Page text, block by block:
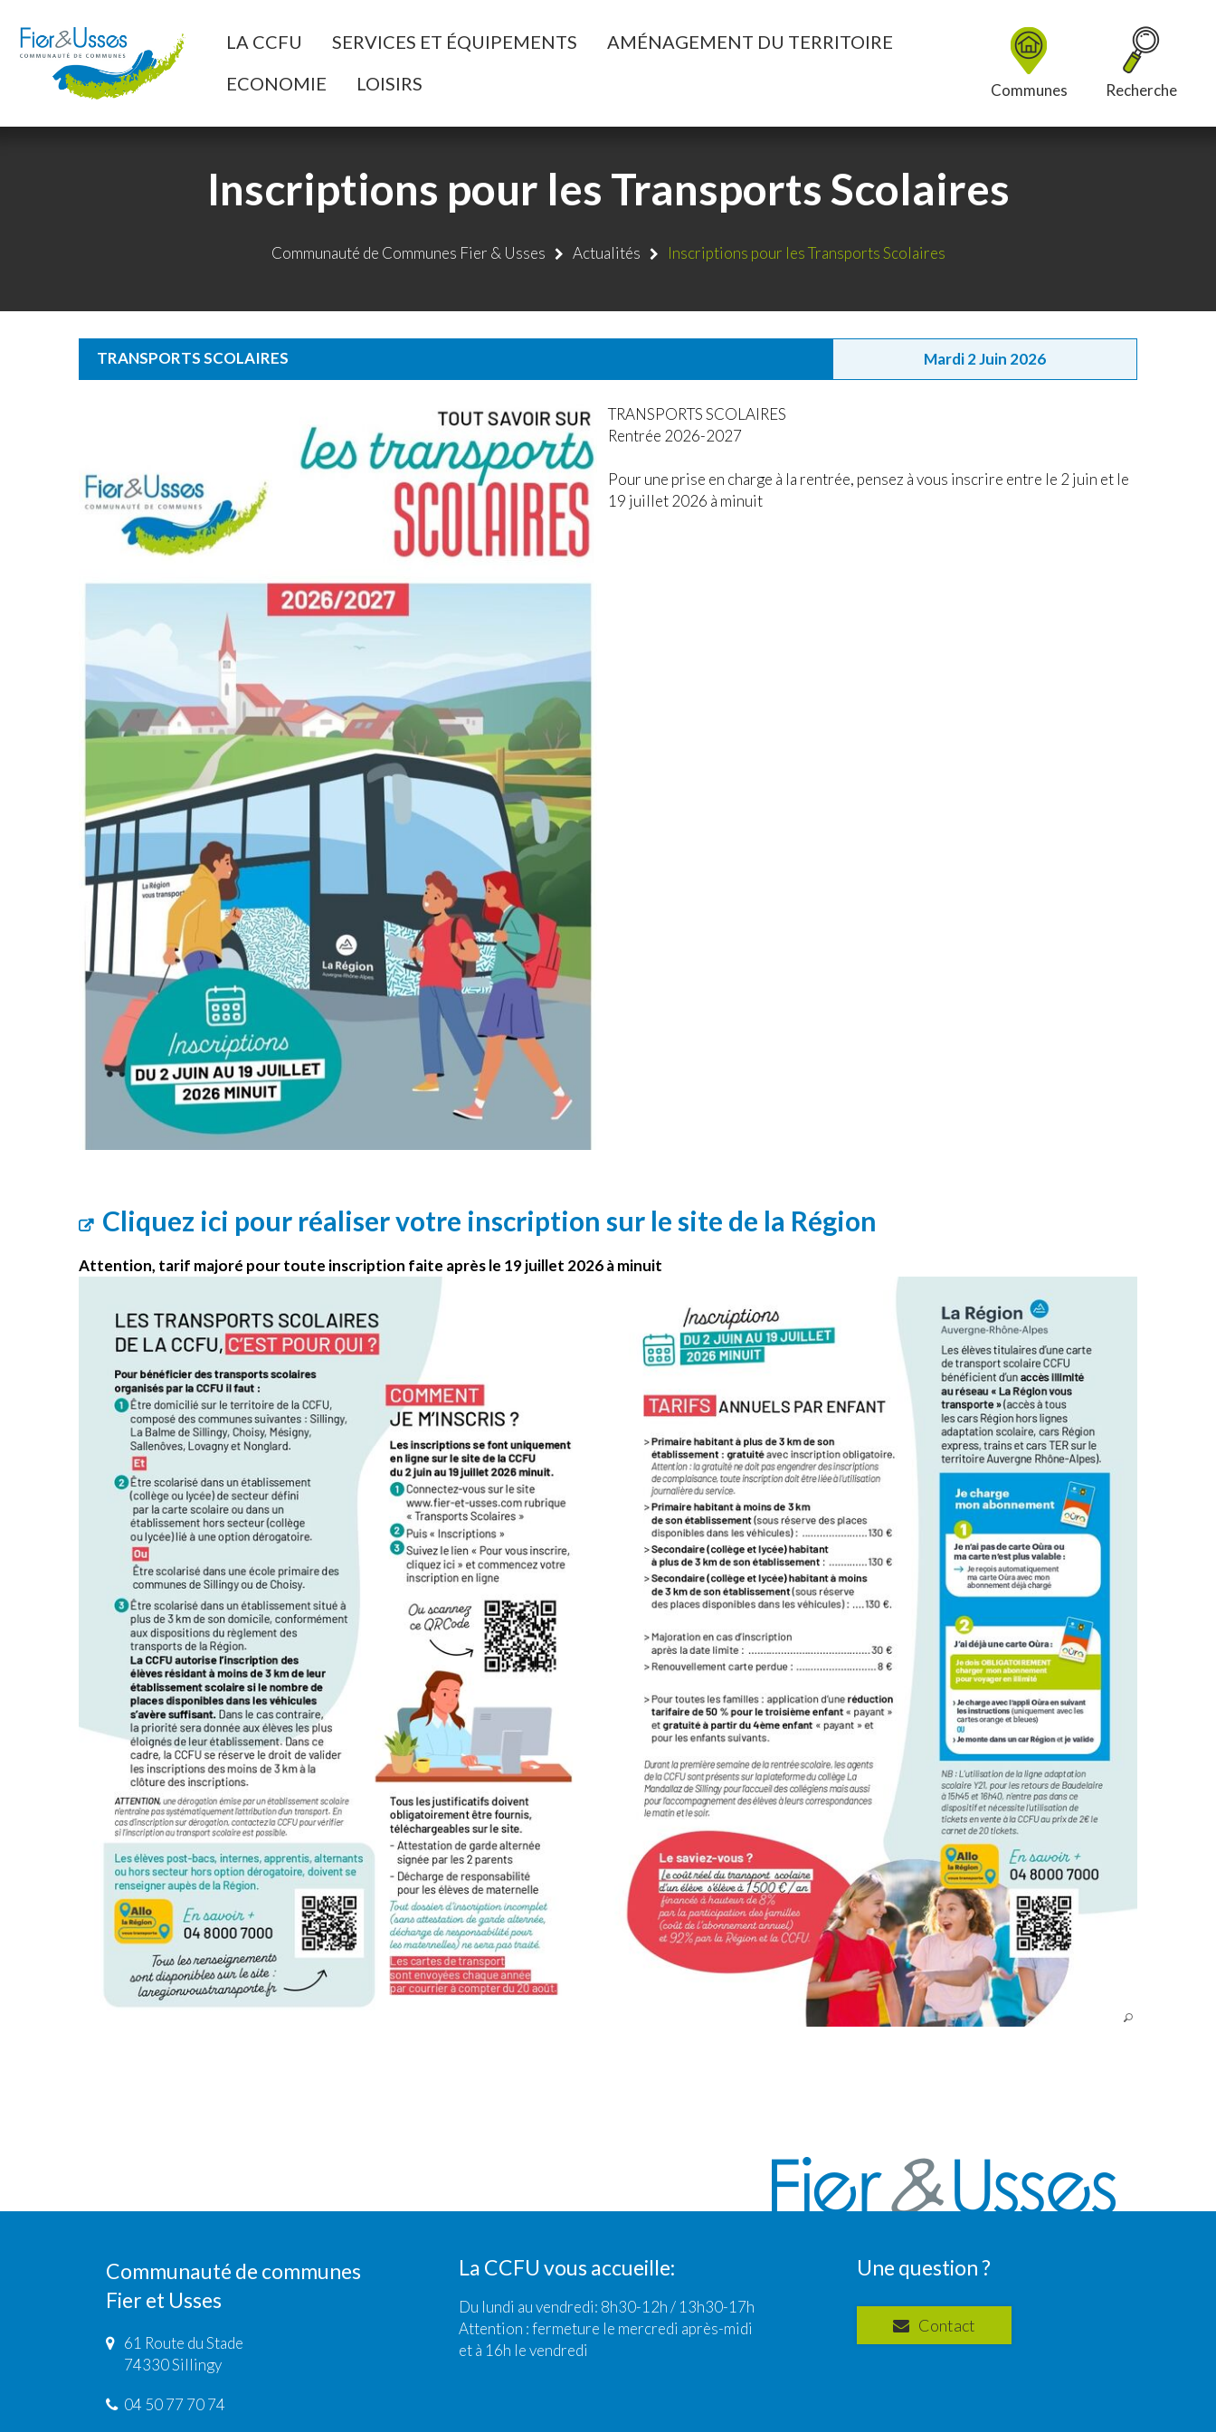
LA CCFU SERVICES ET ÉQUIPEMENTS
AMÉNAGEMENT DU TERRITOIRE
ECONOMIE
LOISIRS Communes Recherche
Inscriptions pour les Transports Scolaires
Communauté de Communes Fier & Usses Actualités Inscriptions pour les Transports Scolaires
TRANSPORTS SCOLAIRES Mardi 2 Juin 2026
TRANSPORTS SCOLAIRES
Rentrée 2026-2027
Pour une prise en charge à la rentrée, pensez à vous inscrire entre le 2 juin et le
19 juillet 2026 à minuit
Cliquez ici pour réaliser votre inscription sur le site de la Région
Attention, tarif majoré pour toute inscription faite après le 19 juillet 2026 à minuit
Communauté de communes
Fier et Usses
61 Route du Stade
74330 Sillingy
04 50 77 70 74
La CCFU vous accueille:
Du lundi au vendredi: 8h30-12h / 13h30-17h
Attention : fermeture le mercredi après-midi
et à 16h le vendredi
Une question ?
Contact